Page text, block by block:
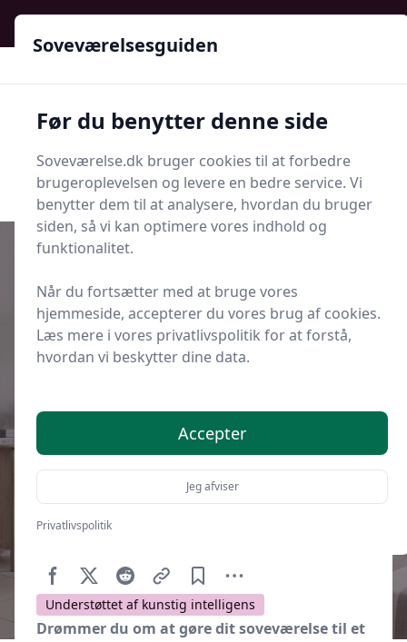
Soveværelsesguiden
Søg nu
Søg nu
Udgivet i Indretning og Hygge
Plisségardiner eller rullegardiner i
soveværelset?
Understøttet af kunstig intelligens
Drømmer du om at gøre dit soveværelse til et
Soveværelsesguiden
Før du benytter denne side
Soveværelse.dk bruger cookies til at forbedre
brugeroplevelsen og levere en bedre service. Vi
benytter dem til at analysere, hvordan du bruger
siden, så vi kan optimere vores indhold og
funktionalitet.
Når du fortsætter med at bruge vores
hjemmeside, accepterer du vores brug af cookies.
Læs mere i vores privatlivspolitik for at forstå,
hvordan vi beskytter dine data.
Accepter
Jeg afviser
Privatlivspolitik